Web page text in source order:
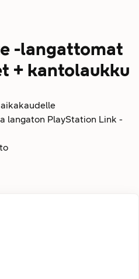
-langattomat
+ kantolaukku
langaton PlayStation Link -